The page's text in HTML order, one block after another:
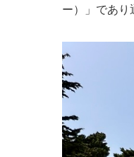
ー）」であ